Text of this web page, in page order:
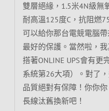
雙層絕緣，1.5米4N級無
耐高溫125度C，抗阻燃
可以給你那台電競電腦
最好的保護。當然啦，
搭著ONLINE UPS會有更
系統第26大項）。對了
品質絕對有保障！你你
長線汰舊換新吧！